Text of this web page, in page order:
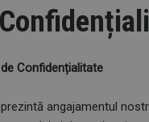
Confidențialitate
angajamentul